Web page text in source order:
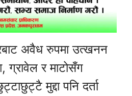
अवैध रुपमा उत्खनन
ग्रावेल र माटोसँग
मुद्दा पनि दर्ता